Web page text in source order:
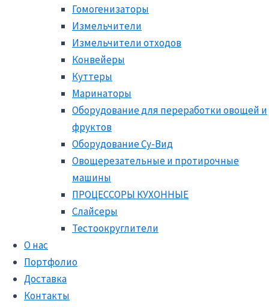
Гомогенизаторы
Измельчители
Измельчители отходов
Конвейеры
Куттеры
Маринаторы
Оборудование для переработки овощей и
фруктов
Оборудование Су-Вид
Овощерезательные и протирочные
машины
ПРОЦЕССОРЫ КУХОННЫЕ
Слайсеры
Тестоокруглители
О нас
Портфолио
Доставка
Контакты